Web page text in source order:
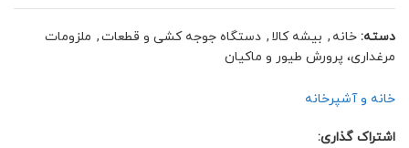
دسته: خانه , بیشه کالا , دستگاه جوجه کشی و قطعات, ملزومات
مرغداری، پرورش طیور و ماکیان
خانه و آشپرخانه
اشتراک گذاری: